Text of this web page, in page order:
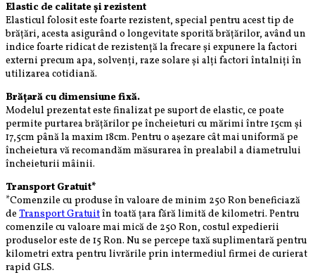
Elastic de calitate și rezistent
Elasticul folosit este foarte rezistent, special pentru acest tip de
brățări, acesta asigurând o longevitate sporită brățărilor, având un
indice foarte ridicat de rezistență la frecare și expunere la factori
externi precum apa, solvenți, raze solare și alți factori întalniți în
utilizarea cotidiană.
Brățară cu dimensiune fixă.
Modelul prezentat este finalizat pe suport de elastic, ce poate
permite purtarea brățărilor pe încheieturi cu mărimi între 15cm și
17,5cm până la maxim 18cm. Pentru o așezare cât mai uniformă pe
încheietura vă recomandăm măsurarea în prealabil a diametrului
încheieturii mâinii.
Transport Gratuit*
*Comenzile cu produse în valoare de minim 250 Ron beneficiază
de Transport Gratuitîn toată țara fără limită de kilometri. Pentru
comenzile cu valoare mai mică de 250 Ron, costul expedierii
produselor este de 15 Ron. Nu se percepe taxă suplimentară pentru
kilometri extra pentru livrările prin intermediul firmei de curierat
rapid GLS.